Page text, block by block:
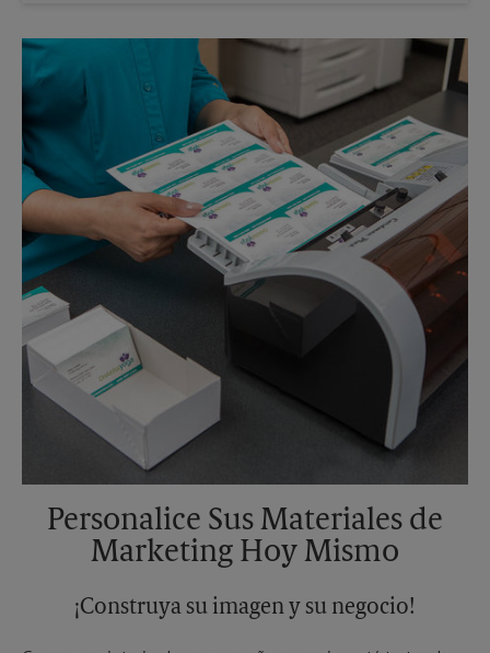
Lunes
4:40 PM
4:40 PM
4:40 PM
Sábado
1:00 PM
Sin Recolección
4:40 PM
4:40 PM
Personalice Sus Materiales de
Marketing Hoy Mismo
¡Construya su imagen y su negocio!